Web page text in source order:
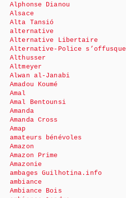
Alphonse Dianou
Alsace
Alta Tansió
alternative
Alternative Libertaire
Alternative-Police s’offusque
Althusser
Altmeyer
Alwan al-Janabi
Amadou Koumé
Amal
Amal Bentounsi
Amanda
Amanda Cross
Amap
amateurs bénévoles
Amazon
Amazon Prime
Amazonie
ambages Guilhotina.info
ambiance
Ambiance Bois